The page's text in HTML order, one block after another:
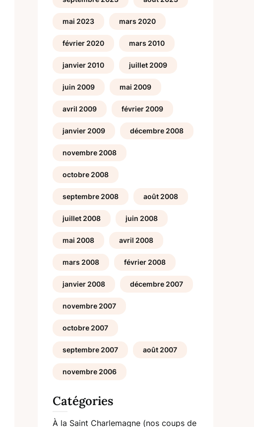
mai 2023 mars 2020
février 2020 mars 2010
janvier 2010 juillet 2009
juin 2009 mai 2009
avril 2009 février 2009
janvier 2009 décembre 2008
novembre 2008
octobre 2008
septembre 2008 août 2008
juillet 2008 juin 2008
mai 2008 avril 2008
mars 2008 février 2008
janvier 2008 décembre 2007
novembre 2007
octobre 2007
septembre 2007 août 2007
novembre 2006
Catégories
À la Saint Charlemagne (nos coups de